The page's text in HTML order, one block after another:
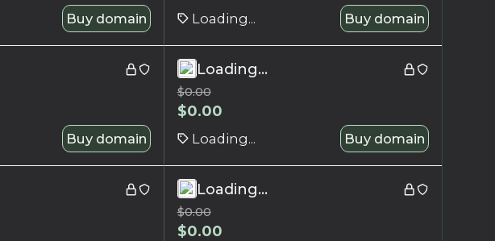
Buy domain Loading... Buy domain
Buy domain
Loading...
$0.00
$0.00
Loading... Buy domain
Loading...
$0.00
$0.00